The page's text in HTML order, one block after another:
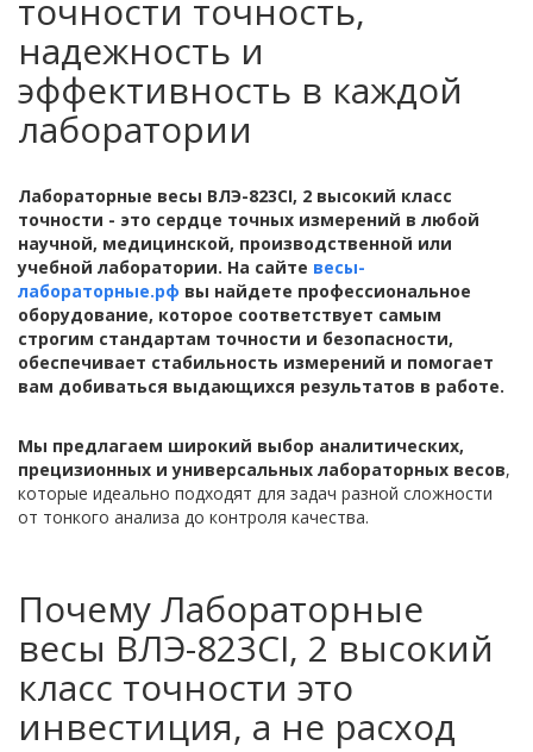
точности точность,
надежность и
эффективность в каждой
лаборатории
Лабораторные весы ВЛЭ-823CI, 2 высокий класс
точности - это сердце точных измерений в любой
научной, медицинской, производственной или
учебной лаборатории. На сайте весы-
лабораторные.рф вы найдете профессиональное
оборудование, которое соответствует самым
строгим стандартам точности и безопасности,
обеспечивает стабильность измерений и помогает
вам добиваться выдающихся результатов в работе.
Мы предлагаем широкий выбор аналитических,
прецизионных и универсальных лабораторных весов,
которые идеально подходят для задач разной сложности
от тонкого анализа до контроля качества.
Почему Лабораторные
весы ВЛЭ-823CI, 2 высокий
класс точности это
инвестиция, а не расход